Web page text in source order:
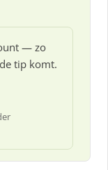
— zo
tip komt.